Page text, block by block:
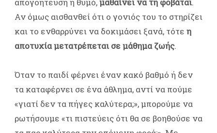
Αν όμως αισθανθεί ότι ο γονιός του το στηρίζει
και το ενθαρρύνει να δοκιμάσει ξανά, τότε η
αποτυχία μετατρέπεται σε μάθημα ζωής.
Όταν το παιδί φέρνει έναν κακό βαθμό ή δεν
τα καταφέρνει σε ένα άθλημα, αντί να πούμε
«γιατί δεν τα πήγες καλύτερα;», μπορούμε να
ρωτήσουμε «τι πιστεύεις ότι θα σε βοηθούσε να